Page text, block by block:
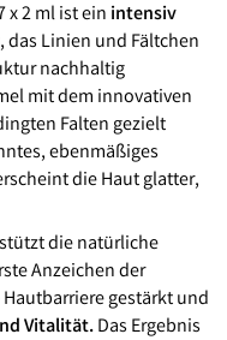
x 2 ml ist ein intensiv
, das Linien und Fältchen
nachhaltig
mit dem innovativen
Falten gezielt
ebenmäßiges
die Haut glatter,
die natürliche
Anzeichen der
gestärkt und
Vitalität.Das Ergebnis